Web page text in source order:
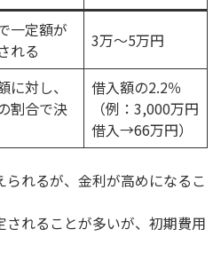
一定額が
れる
3万～5万円
に対し、
割合で決
借入額の2.2％
（例：3,000万円
借入→66万円）
られるが、金利が高めになるこ
されることが多いが、初期費用